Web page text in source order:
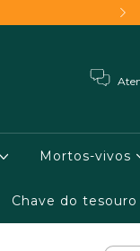
Mortos-vivos
Chave do tesouro